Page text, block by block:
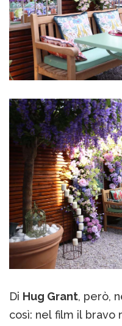
Di Hug Grant, però,
così: nel film il bravo